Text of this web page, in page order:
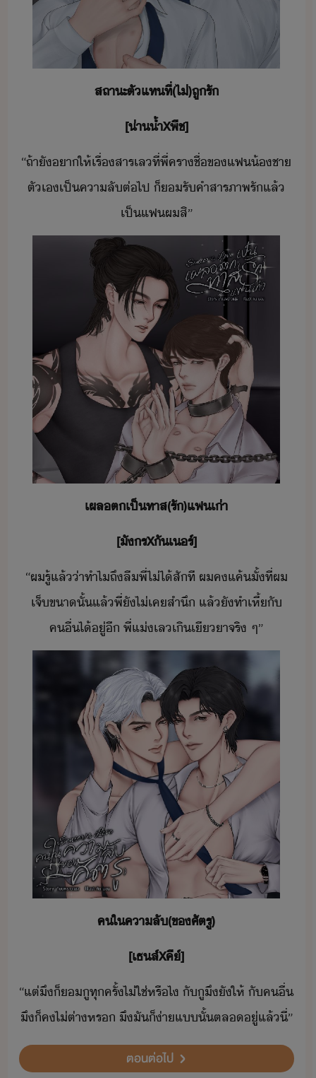
สถาะ​ตัแท​ที่​(​ไ่​)​ถู​รั
[​่า้ำ​X​พีช​]
“​ถ้า​ั​า​ให้​เรื่​สารเล​ที่​พี่​ครา​ชื่​ข​แฟ​้ชา​
ตัเ​เป็คาลั​ต่ไป​ ​็​รั​คำสารภาพ​รั​แล้​
เป็​แฟ​ผ​สิ​”
เผล​ตเป็​ทาส​(​รั​)​แฟ​เ่า
[​ัร​X​ั​เร์​]
“​ผ​รู้​แล้​่า​ทำไ​ถึ​ลื​พี่​ไ่ไ้​สัที​ ​ผ​ค​แค้​ั้​ที่​ผ​
เจ็​ขา​ั้แล​้​พี่​ั​ไ่เค​สำึ​ ​แล้ั​ทำ​เหี้​ั​
คื่​ไ้​ู่​ี​ ​พี่​แ่​เล​เิ​เีา​จริ​ ​ๆ​”
คใ​คาลั​(​ข​ศัตรู​)
[เ​ธส​์​X​คี์​]
“​แต่​ึ​็​​ู​ทุครั้​ไ่ใช่​หรืไ​ ​ั​ู​ึ​ั​ให้​ ​ั​คื่​
ึ​็​ค​ไ่​ต่า​หร​ ​ึ​ั​็​่า​แ​ั้​ตล​ู่​แล้​ี่​”
ตอนต่อไป